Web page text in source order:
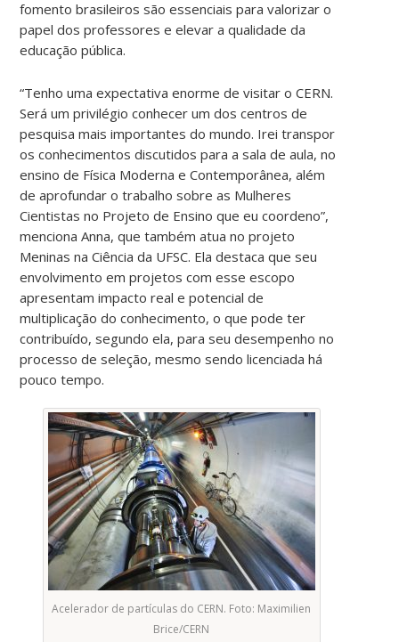
fomento brasileiros são essenciais para valorizar o
papel dos professores e elevar a qualidade da
educação pública.
“Tenho uma expectativa enorme de visitar o CERN.
Será um privilégio conhecer um dos centros de
pesquisa mais importantes do mundo. Irei transpor
os conhecimentos discutidos para a sala de aula, no
ensino de Física Moderna e Contemporânea, além
de aprofundar o trabalho sobre as Mulheres
Cientistas no Projeto de Ensino que eu coordeno”,
menciona Anna, que também atua no projeto
Meninas na Ciência da UFSC. Ela destaca que seu
envolvimento em projetos com esse escopo
apresentam impacto real e potencial de
multiplicação do conhecimento, o que pode ter
contribuído, segundo ela, para seu desempenho no
processo de seleção, mesmo sendo licenciada há
pouco tempo.
Acelerador de partículas do CERN. Foto: Maximilien
Brice/CERN